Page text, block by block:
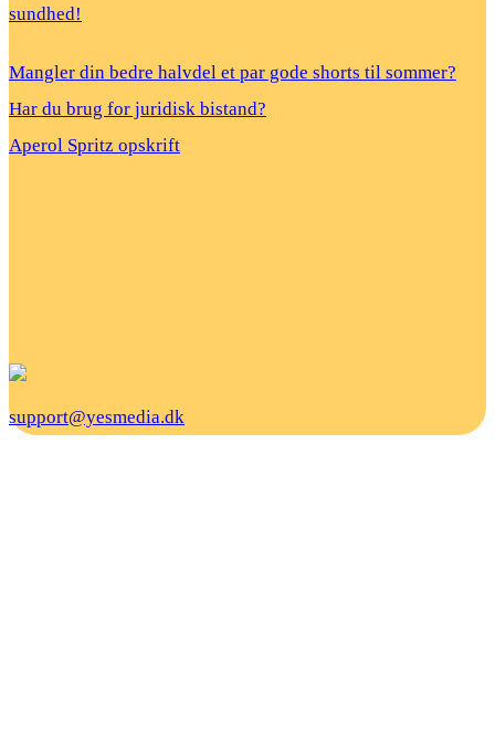
sundhed!
Mangler din bedre halvdel et par gode shorts til sommer?
Har du brug for juridisk bistand?
Aperol Spritz opskrift
support@yesmedia.dk